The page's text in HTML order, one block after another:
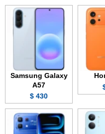
Samsung Galaxy
A57
430 $